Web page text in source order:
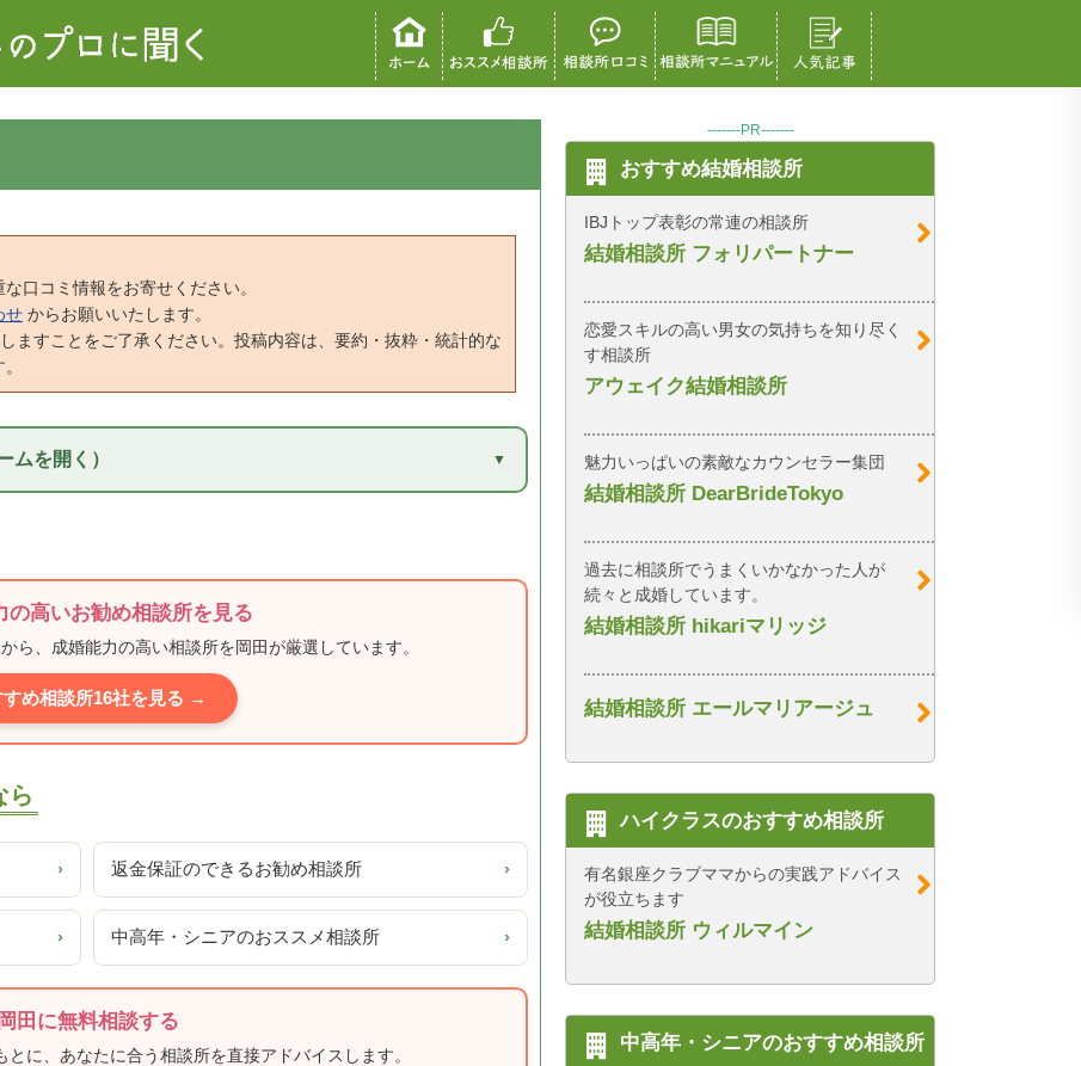
口コミ情報をお寄せください。
せ からお願いいたします。
ますことをご了承ください。投稿内容は、要約・抜粋・統計的な
ムを開く）
の高いお勧め相談所を見る
ら、成婚能力の高い相談所を岡田が厳選しています。
すめ相談所16社を見る →
ら
› 返金保証のできるお勧め相談所 ›
› 中高年・シニアのおススメ相談所 ›
岡田に無料相談する
に、あなたに合う相談所を直接アドバイスします。
-------PR-------
おすすめ結婚相談所
IBJトップ表彰の常連の相談所
結婚相談所 フォリパートナー
恋愛スキルの高い男女の気持ちを知り尽く
す相談所
アウェイク結婚相談所
魅力いっぱいの素敵なカウンセラー集団
結婚相談所 DearBrideTokyo
過去に相談所でうまくいかなかった人が
続々と成婚しています。
結婚相談所 hikariマリッジ
結婚相談所 エールマリアージュ
ハイクラスのおすすめ相談所
有名銀座クラブママからの実践アドバイス
が役立ちます
結婚相談所 ウィルマイン
中高年・シニアのおすすめ相談所